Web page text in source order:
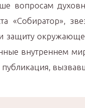
вопросам
«Собиратор»,
защиту
внутреннем
публикация,